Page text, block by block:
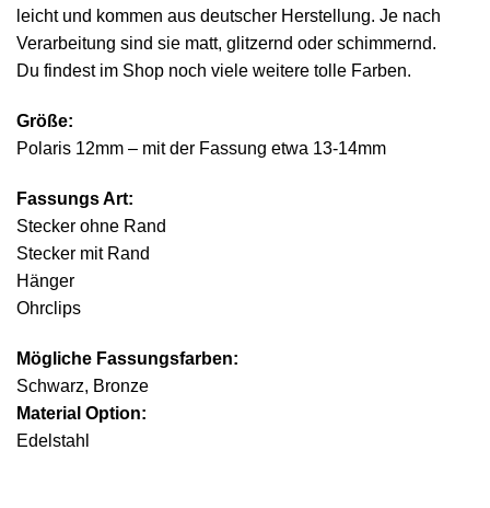
leicht und kommen aus deutscher Herstellung. Je nach
Verarbeitung sind sie matt, glitzernd oder schimmernd.
Du findest im Shop noch viele weitere tolle Farben.
Größe:
Polaris 12mm – mit der Fassung etwa 13-14mm
Fassungs Art:
Stecker ohne Rand
Stecker mit Rand
Hänger
Ohrclips
Mögliche Fassungsfarben:
Schwarz, Bronze
Material Option:
Edelstahl